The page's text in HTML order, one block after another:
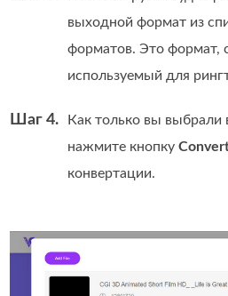
выходной формат из
форматов. Это формат,
используемый для
Шаг 4.
Как только вы
нажмите кнопку
конвертации.